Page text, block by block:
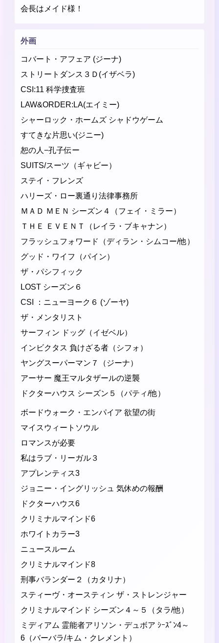
会長はメイド様！
外画
コバート・アフェア (ジーナ)
ストリートダンス３Ｄ(イザベラ)
CSI:11 科学捜査班
LAW&ORDER:LA(エイミー)
シャーロック・ホームズ シャドウゲーム
すてきな片思い(ジニー)
恕の人−孔子伝ー
SUITS/スーツ（ギャビー）
ステイ・フレンズ
ハリーズ・ロー裏通り法律事務所
ＭＡＤ ＭＥＮ シーズン４（フェイ・ミラー）
ＴＨＥ ＥＶＥＮＴ（レイラ・ブキャナン）
フラッシュフォワード（ディラン・シムコー/他）
グッド・ワイフ（パイン）
ザ・パシフィック
LOST シーズン６
CSI ：ニューヨーク６ (ゾーヤ)
ザ・メンタリスト
サーフィン ドッグ（イゼベル）
インビクタス 負けざる者（シフォ）
ヤングスーパーマン７（ジーナ）
アーサー 魔王マルタザールの逆襲
ドクターハウス シーズン５（パティ/他）
ボードウォーク・エンパイア 欲望の街
マイスウィートソウル
ロマンスが必要
私はラブ・リーガル３
アプレンティス3
ジョニー・イングリッシュ 気休めの報酬
ドクターハウス6
クリミナルマインド6
ホワイトカラー3
ニュースルーム
クリミナルマインド8
刑事バランダー２（カタリナ）
スティーヴ・オースティン ザ・ストレンジャー
クリミナルマインド シーズン４～５（タラ/他）
ミディアム 霊能者アリソン・デュボア ｼｰｽﾞﾝ4～
6（バーバラ/キム・クレメント）